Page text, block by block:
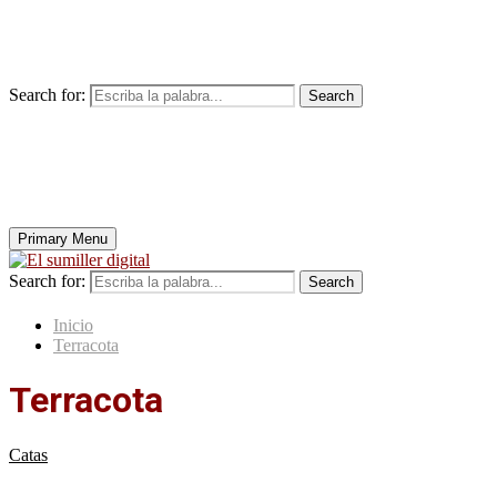
Search for: Search
Primary Menu
Search for: Search
Inicio
Terracota
Terracota
Catas